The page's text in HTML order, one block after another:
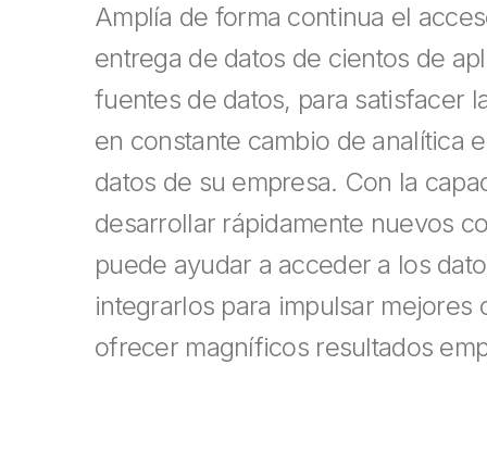
Amplía de forma continua el
entrega de datos de cientos de
fuentes de datos, para satisfacer
en constante cambio de analítica
datos de su empresa. Con la
desarrollar rápidamente nuevos
puede ayudar a acceder a los
integrarlos para impulsar mejores
ofrecer magníficos resultados